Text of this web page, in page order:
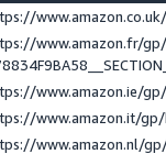
www.amazon.fr/
www.amazon.ie/
www.amazon.it/
www.amazon.nl/